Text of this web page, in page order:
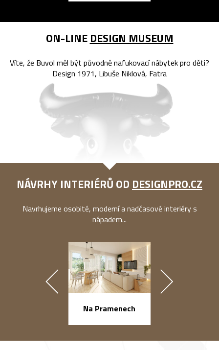
ON-LINE DESIGN MUSEUM
Víte, že Buvol měl být původně nafukovací nábytek pro děti?
Design 1971, Libuše Niklová, Fatra
NÁVRHY INTERIÉRŮ OD DESIGNPRO.CZ
Navrhujeme osobité, moderní a nadčasové interiéry s
nápadem...
Na Pramenech